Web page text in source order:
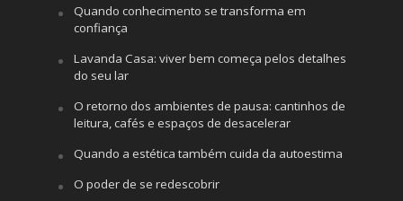
Quando conhecimento se transforma em
confiança
Lavanda Casa: viver bem começa pelos detalhes
do seu lar
O retorno dos ambientes de pausa: cantinhos de
leitura, cafés e espaços de desacelerar
Quando a estética também cuida da autoestima
O poder de se redescobrir